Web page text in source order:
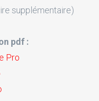
supplémentaire)
pdf :
Pro